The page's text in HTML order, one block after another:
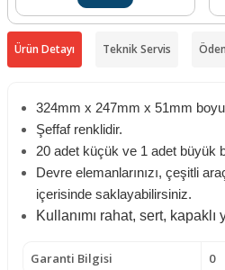
Ürün Detayı Teknik Servis
324mm x 247mm x 51mm
Şeffaf renklidir.
20 adet küçük ve 1 adet büyük
Devre elemanlarınızı, çeşitli
içerisinde saklayabilirsiniz.
Kullanımı rahat, sert, kapaklı
Garanti Bilgisi 0